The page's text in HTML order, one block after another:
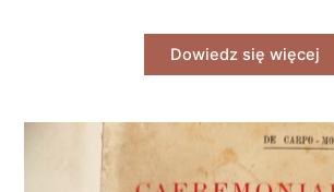
Dowiedz się więcej